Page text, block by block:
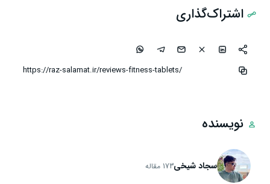
اشتراک‌گذاری
نویسنده
سجاد شیخی173 مقاله